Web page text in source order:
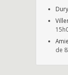
Dury
de